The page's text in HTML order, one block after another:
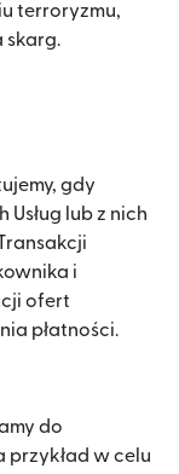
terroryzmu,
skarg.
gdy
lub z nich
i
ofert
płatności.
do
przykład w celu